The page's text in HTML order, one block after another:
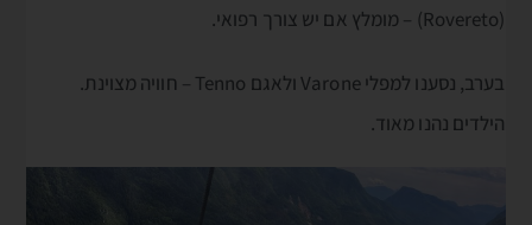
(Rovereto) – מומלץ אם יש צורך רפואי.
בערב, נסענו למפלי Varone ולאגם Tenno – חוויה מצוינת.
הילדים נהנו מאוד.